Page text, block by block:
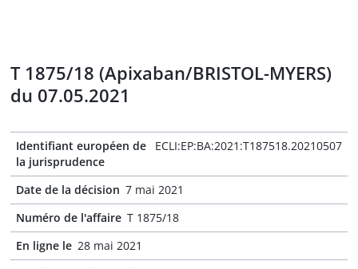
T 1875/18 (Apixaban/BRISTOL-MYERS)
du 07.05.2021
Identifiant européen de
la jurisprudence
ECLI:EP:BA:2021:T187518.20210507
Date de la décision 7 mai 2021
Numéro de l'affaire T 1875/18
En ligne le 28 mai 2021